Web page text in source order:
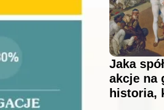
Jaka
akcje na
historia,